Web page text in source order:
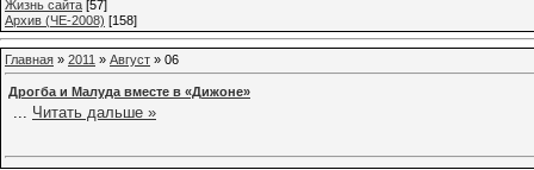
Жизнь сайта [57]
Архив (ЧЕ-2008) [158]
Главная » 2011 » Август » 06
Дрогба и Малуда вместе в «Дижоне»
... Читать дальше »